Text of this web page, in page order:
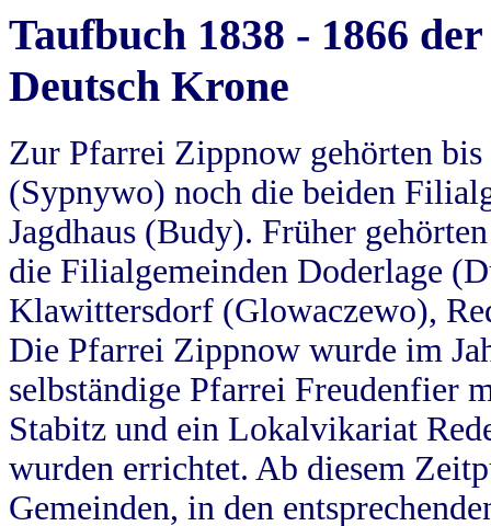
Taufbuch 1838 - 1866
Deutsch Krone
Zur Pfarrei Zippnow gehörten
(Sypnywo) noch die beiden
Jagdhaus (Budy). Früher
die Filialgemeinden Doderlage
Klawittersdorf (Glowaczewo),
Die Pfarrei Zippnow wurde im
selbständige Pfarrei Freudenfier
Stabitz und ein Lokalvikariat
wurden errichtet. Ab diesem
Gemeinden, in den